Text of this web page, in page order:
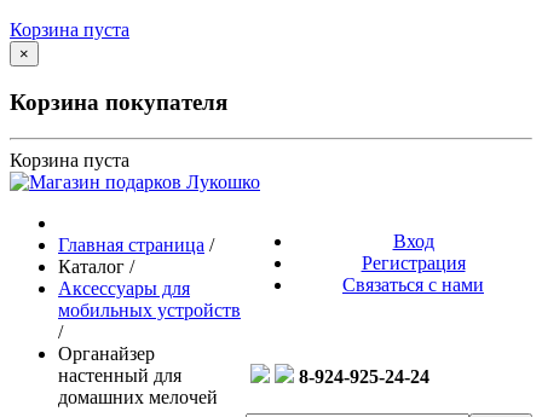
Корзина пуста
×
Корзина покупателя
Корзина пуста
Вход
Регистрация
Связаться с нами
8-924-925-24-24
Главная страница /
Каталог /
Аксессуары для
мобильных устройств
/
Органайзер
настенный для
домашних мелочей